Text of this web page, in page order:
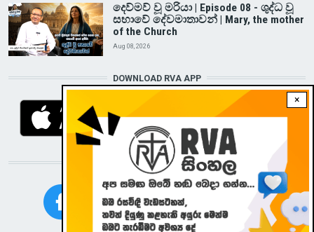
×
දෙව්මව් වූ මරියා | Episode 08 - ශුද්ධ වූ
සභාවේ දේවමාතාවන් | Mary, the mother
of the Church
Aug 08, 2026
DOWNLOAD RVA APP
STAY CONNECTED WITH US!